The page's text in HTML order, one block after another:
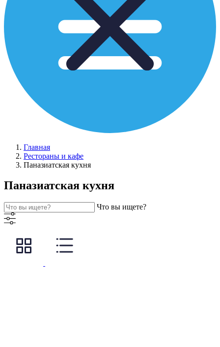
Главная
Рестораны и кафе
Паназиатская кухня
Паназиатская кухня
Что вы ищете?